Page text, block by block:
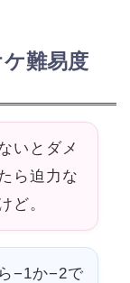
難易度
いとダメ
ら迫力な
ど。
−1か−2で